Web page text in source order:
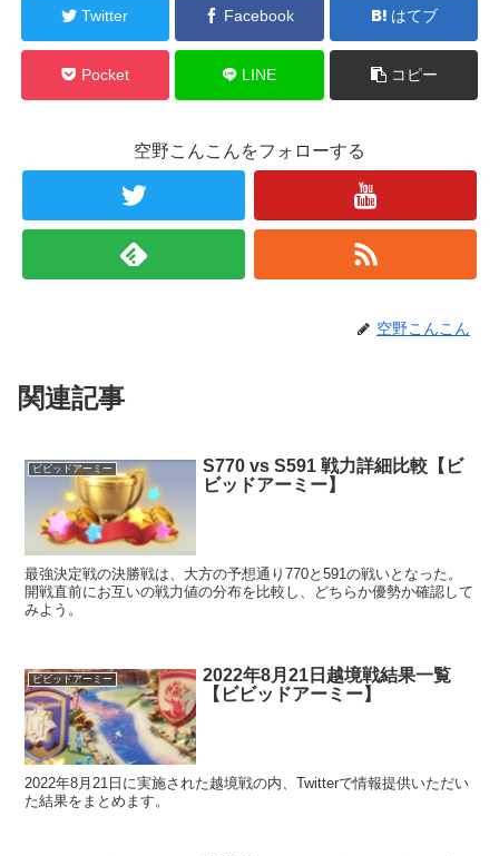
Twitter Facebook はてブ
Pocket LINE コピー
空野こんこんをフォローする
空野こんこん
関連記事
ビビッドアーミー
S770 vs S591 戦力詳細比較【ビ
ビッドアーミー】
最強決定戦の決勝戦は、大方の予想通り770と591の戦いとなった。
開戦直前にお互いの戦力値の分布を比較し、どちらか優勢か確認して
みよう。
ビビッドアーミー
2022年8月21日越境戦結果一覧
【ビビッドアーミー】
2022年8月21日に実施された越境戦の内、Twitterで情報提供いただい
た結果をまとめます。